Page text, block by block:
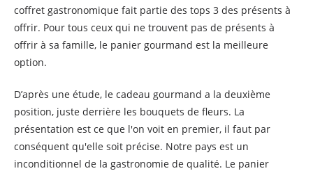
coffret gastronomique fait partie des tops 3 des présents à
offrir. Pour tous ceux qui ne trouvent pas de présents à
offrir à sa famille, le panier gourmand est la meilleure
option.
D’après une étude, le cadeau gourmand a la deuxième
position, juste derrière les bouquets de fleurs. La
présentation est ce que l'on voit en premier, il faut par
conséquent qu'elle soit précise. Notre pays est un
inconditionnel de la gastronomie de qualité. Le panier